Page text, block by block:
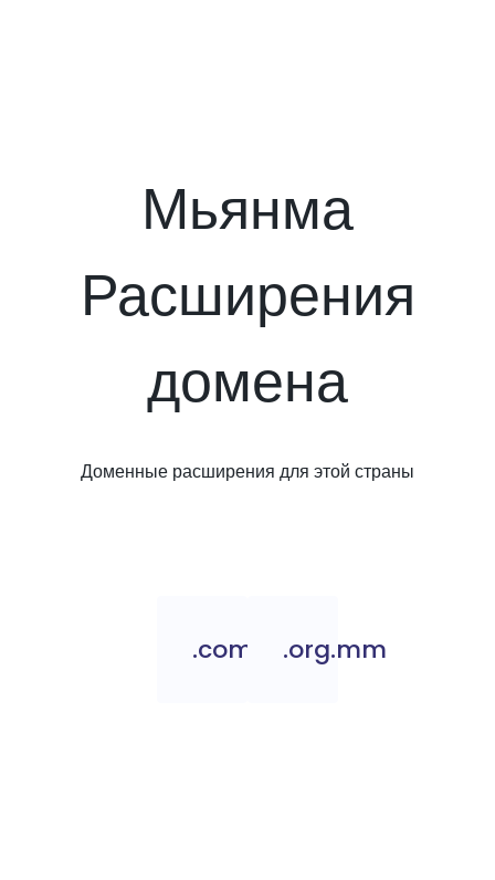
Мьянма
Расширения
домена
Доменные расширения для этой страны
.com.mm.org.mm